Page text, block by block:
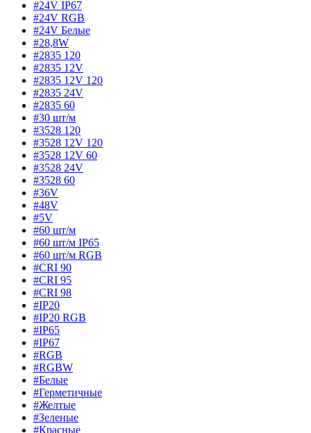
#24V IP67
#24V RGB
#24V Белые
#28,8W
#2835 120
#2835 12V
#2835 12V 120
#2835 24V
#2835 60
#30 шт/м
#3528 120
#3528 12V 120
#3528 12V 60
#3528 24V
#3528 60
#36V
#48V
#5V
#60 шт/м
#60 шт/м IP65
#60 шт/м RGB
#CRI 90
#CRI 95
#CRI 98
#IP20
#IP20 RGB
#IP65
#IP67
#RGB
#RGBW
#Белые
#Герметичные
#Желтые
#Зеленые
#Красные